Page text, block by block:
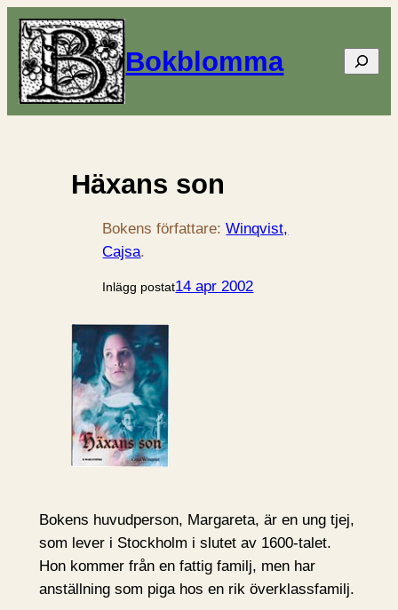
Bokblomma Sök
Häxans son
Bokens författare:Winqvist,
Cajsa.
Inlägg postat14 apr 2002
Bokens huvudperson, Margareta, är en ung tjej,
som lever i Stockholm i slutet av 1600-talet.
Hon kommer från en fattig familj, men har
anställning som piga hos en rik överklassfamilj.